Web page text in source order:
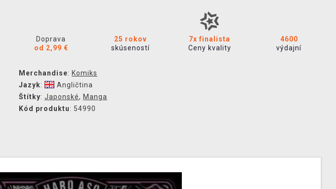
Doprava
od 2,99 €
25 rokov
skúseností
7x finalista
Ceny kvality
4600
výdajní
Merchandise: Komiks
Jazyk:
Angličtina
Štítky: Japonské, Manga
Kód produktu: 54990